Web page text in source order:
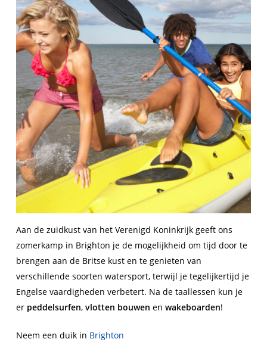
Aan de zuidkust van het Verenigd Koninkrijk geeft ons
zomerkamp in Brighton je de mogelijkheid om tijd door te
brengen aan de Britse kust en te genieten van
verschillende soorten watersport, terwijl je tegelijkertijd je
Engelse vaardigheden verbetert. Na de taallessen kun je
erpeddelsurfen, vlotten bouwen en wakeboarden!
Neem een duik in Brighton